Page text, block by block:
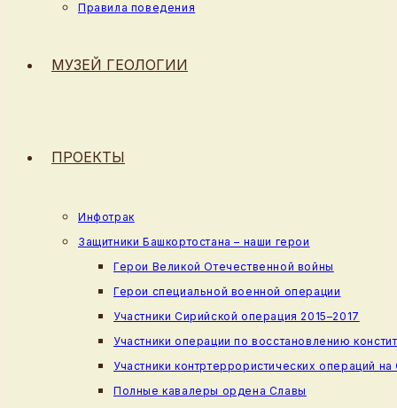
Правила поведения
МУЗЕЙ ГЕОЛОГИИ
ПРОЕКТЫ
Инфотрак
Защитники Башкортостана – наши герои
Герои Великой Отечественной войны
Герои специальной военной операции
Участники Сирийской операция 2015–2017
Участники операции по восстановлению
Участники контртеррористических операций
Полные кавалеры ордена Славы